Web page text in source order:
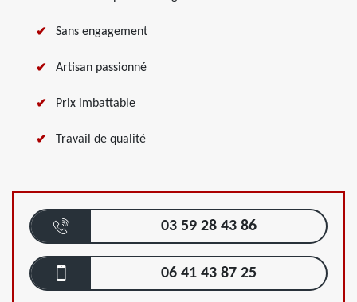
Sans engagement
Artisan passionné
Prix imbattable
Travail de qualité
03 59 28 43 86
06 41 43 87 25